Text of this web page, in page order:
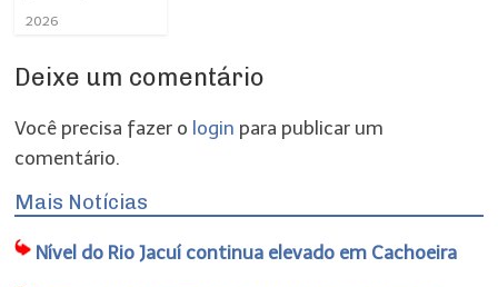
2026
Deixe um comentário
Você precisa fazer o login para publicar um
comentário.
Mais Notícias
Nível do Rio Jacuí continua elevado em Cachoeira